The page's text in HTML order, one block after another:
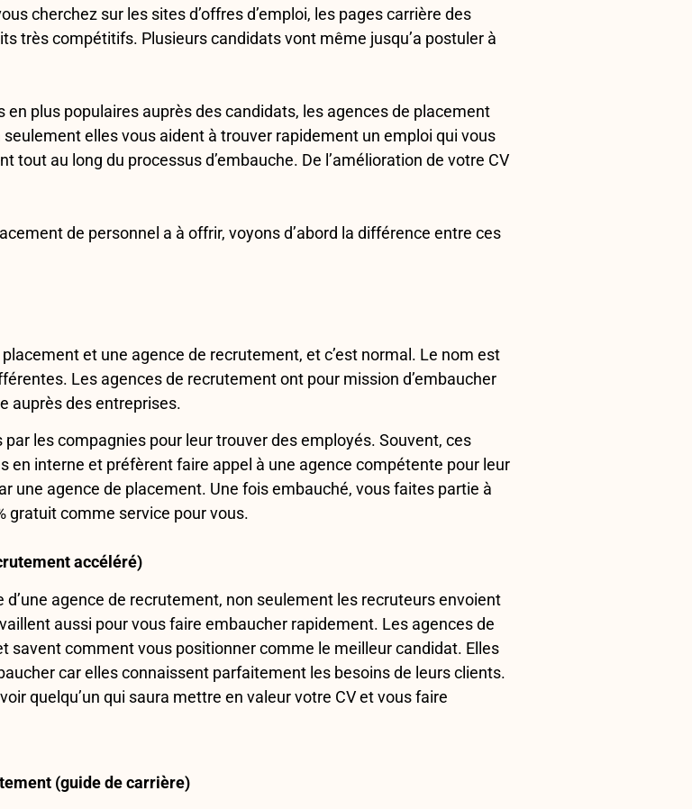
cherchez sur les sites d’offres d’emploi, les pages carrière des
très compétitifs. Plusieurs candidats vont même jusqu’a postuler à
en plus populaires auprès des candidats, les agences de placement
elles vous aident à trouver rapidement un emploi qui vous
au long du processus d’embauche. De l’amélioration de votre CV
de personnel a à offrir, voyons d’abord la différence entre ces
et une agence de recrutement, et c’est normal. Le nom est
Les agences de recrutement ont pour mission d’embaucher
auprès des entreprises.
les compagnies pour leur trouver des employés. Souvent, ces
en interne et préfèrent faire appel à une agence compétente pour leur
une agence de placement. Une fois embauché, vous faites partie à
gratuit comme service pour vous.
accéléré)
agence de recrutement, non seulement les recruteurs envoient
aussi pour vous faire embaucher rapidement. Les agences de
comment vous positionner comme le meilleur candidat. Elles
car elles connaissent parfaitement les besoins de leurs clients.
quelqu’un qui saura mettre en valeur votre CV et vous faire
(guide de carrière)